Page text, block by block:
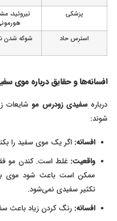
پزشکی
تیروئید،
هورمونی
استرس حاد
شوکه شدن
افسانه‌ها و حقایق درباره موی سفید
دربارهسفیدی زودرس مو شایعات
شوند:
افسانه:اگر یک موی سفید را
واقعیت:غلط است. کندن مو فقط
ممکن است باعث شود موی بعدی
تکثیر سفیدی نمی‌شود.
افسانه:رنگ کردن زیاد باعث